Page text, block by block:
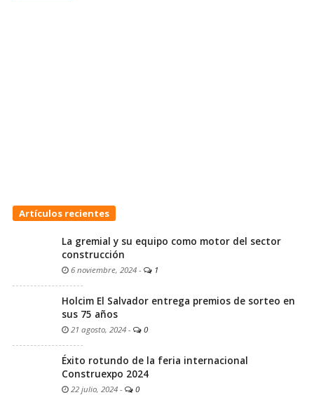
Artículos recientes
La gremial y su equipo como motor del sector
construcción
6 noviembre, 2024 - 1
Holcim El Salvador entrega premios de sorteo en
sus 75 años
21 agosto, 2024 - 0
Éxito rotundo de la feria internacional
Construexpo 2024
22 julio, 2024 - 0